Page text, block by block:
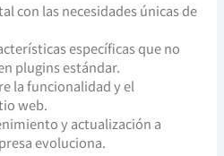
con las necesidades únicas de
específicas que no
plugins estándar.
la funcionalidad y el
web.
y actualización a
evoluciona.